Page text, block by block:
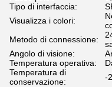
Tipo di interfaccia:
Visualizza i colori:
Metodo di connessione:
Angolo di visione:
Temperatura operativa:
Temperatura di
conservazione:
-